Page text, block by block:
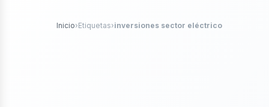
Inicio›Etiquetas›inversiones sector eléctrico